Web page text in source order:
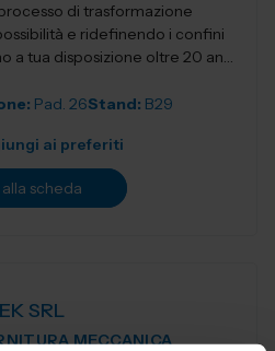
di trasformazione
e ridefinendo i confini
a tua disposizione oltre 20 anni
Pad. 26Stand: B29
ai preferiti
alla scheda
SRL
MECCANICA